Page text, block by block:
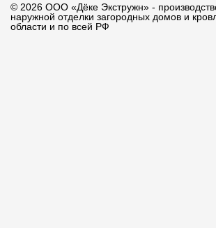
© 2026 ООО «Дёке Экстружн» -
наружной отделки загородных домов и
области и по всей РФ